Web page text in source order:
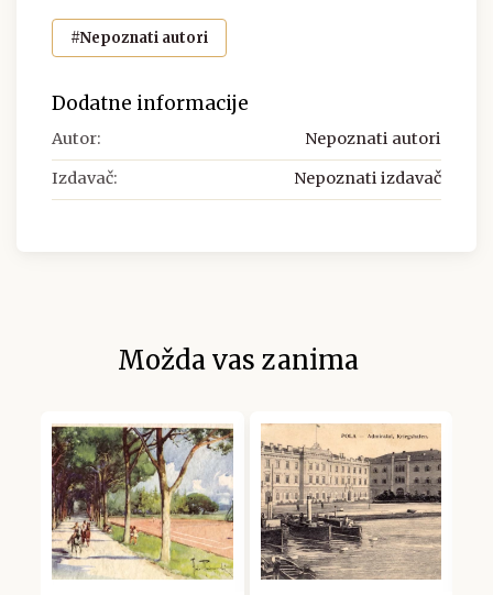
#Nepoznati autori
Dodatne informacije
Autor: Nepoznati autori
Izdavač: Nepoznati izdavač
Možda vas zanima